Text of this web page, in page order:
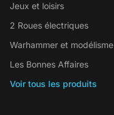
Jeux et loisirs
2 Roues électriques
Warhammer et modélisme
Les Bonnes Affaires
Voir tous les produits